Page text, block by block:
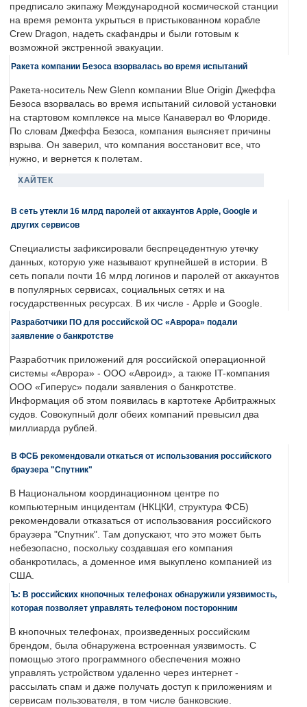
предписало экипажу Международной космической станции
на время ремонта укрыться в пристыкованном корабле
Crew Dragon, надеть скафандры и были готовым к
возможной экстренной эвакуации.
Ракета компании Безоса взорвалась во время испытаний
Ракета-носитель New Glenn компании Blue Origin Джеффа
Безоса взорвалась во время испытаний силовой установки
на стартовом комплексе на мысе Канаверал во Флориде.
По словам Джеффа Безоса, компания выясняет причины
взрыва. Он заверил, что компания восстановит все, что
нужно, и вернется к полетам.
ХАЙТЕК
В сеть утекли 16 млрд паролей от аккаунтов Apple, Google и
других сервисов
Специалисты зафиксировали беспрецедентную утечку
данных, которую уже называют крупнейшей в истории. В
сеть попали почти 16 млрд логинов и паролей от аккаунтов
в популярных сервисах, социальных сетях и на
государственных ресурсах. В их числе - Apple и Google.
Разработчики ПО для российской ОС «Аврора» подали
заявление о банкротстве
Разработчик приложений для российской операционной
системы «Аврора» - ООО «Авроид», а также IT-компания
ООО «Гиперус» подали заявления о банкротстве.
Информация об этом появилась в картотеке Арбитражных
судов. Совокупный долг обеих компаний превысил два
миллиарда рублей.
В ФСБ рекомендовали откаться от использования российского
браузера "Спутник"
В Национальном координационном центре по
компьютерным инцидентам (НКЦКИ, структура ФСБ)
рекомендовали отказаться от использования российского
браузера "Спутник". Там допускают, что это может быть
небезопасно, поскольку создавшая его компания
обанкротилась, а доменное имя выкуплено компанией из
США.
Ъ: В российских кнопочных телефонах обнаружили уязвимость,
которая позволяет управлять телефоном посторонним
В кнопочных телефонах, произведенных российским
брендом, была обнаружена встроенная уязвимость. С
помощью этого программного обеспечения можно
управлять устройством удаленно через интернет -
рассылать спам и даже получать доступ к приложениям и
сервисам пользователя, в том числе банковские.